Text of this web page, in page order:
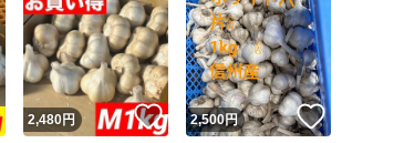
取引実績◯+ このユーザーはYahoo!フリマの取
他フリマ実績◯+ このユーザーは他フリマサービスで
コピーは1商品につき1回です
出品ページへ
いいね！
2,480円 いいね！
2,500円 いいね！